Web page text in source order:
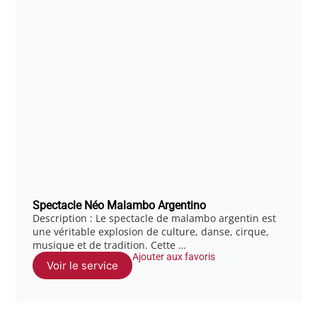
Spectacle Néo Malambo Argentino
Description : Le spectacle de malambo argentin est
une véritable explosion de culture, danse, cirque,
musique et de tradition. Cette …
Voir le service
Ajouter aux favoris